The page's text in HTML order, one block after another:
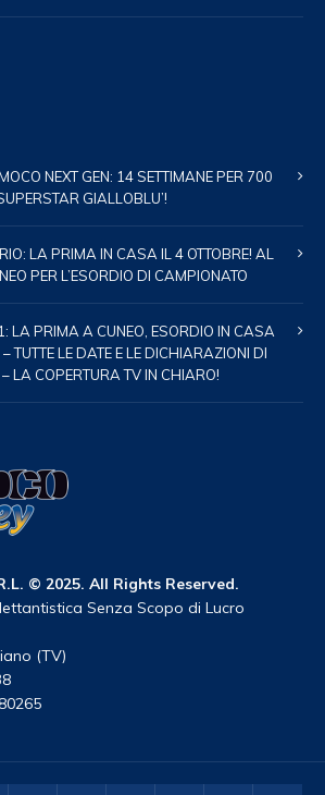
NEXT GEN: 14 SETTIMANE PER 700
GIALLOBLU’!
LA PRIMA IN CASA IL 4 OTTOBRE! AL
PER L’ESORDIO DI CAMPIONATO
LA PRIMA A CUNEO, ESORDIO IN CASA
TUTTE LE DATE E LE DICHIARAZIONI DI
LA COPERTURA TV IN CHIARO!
© 2025. All Rights Reserved.
Senza Scopo di Lucro
(TV)